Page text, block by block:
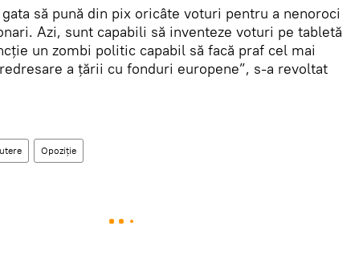
gata să pună din pix oricâte voturi pentru a nenoroci
Azi, sunt capabili să inventeze voturi pe tabletă
un zombi politic capabil să facă praf cel mai
a ţării cu fonduri europene”, s-a revoltat
Opoziție